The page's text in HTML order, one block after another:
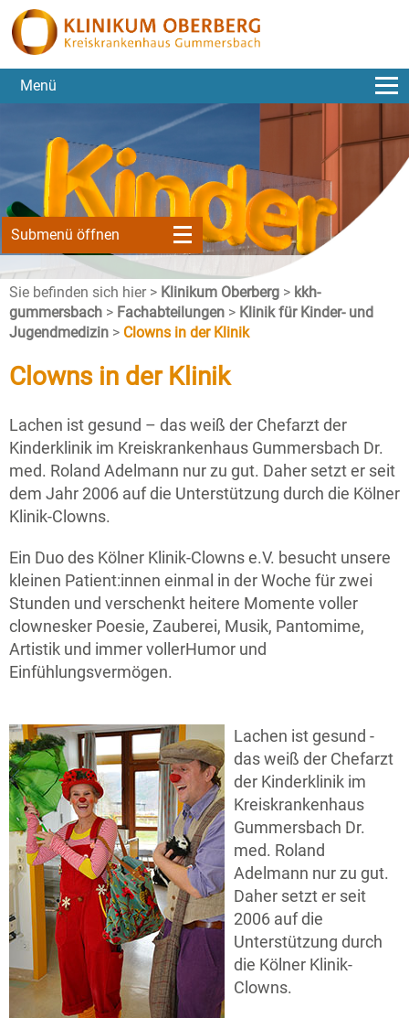
Menü
Submenü öffnen
Sie befinden sich hier > Klinikum Oberberg > kkh-
gummersbach > Fachabteilungen > Klinik für Kinder- und
Jugendmedizin > Clowns in der Klinik
Clowns in der Klinik
Lachen ist gesund – das weiß der Chefarzt der
Kinderklinik im Kreiskrankenhaus Gummersbach Dr.
med. Roland Adelmann nur zu gut. Daher setzt er seit
dem Jahr 2006 auf die Unterstützung durch die Kölner
Klinik-Clowns.
Ein Duo des Kölner Klinik-Clowns e.V. besucht unsere
kleinen Patient:innen einmal in der Woche für zwei
Stunden und verschenkt heitere Momente voller
clownesker Poesie, Zauberei, Musik, Pantomime,
Artistik und immer vollerHumor und
Einfühlungsvermögen.
Lachen ist gesund -
das weiß der Chefarzt
der Kinderklinik im
Kreiskrankenhaus
Gummersbach Dr.
med. Roland
Adelmann nur zu gut.
Daher setzt er seit
2006 auf die
Unterstützung durch
die Kölner Klinik-
Clowns.